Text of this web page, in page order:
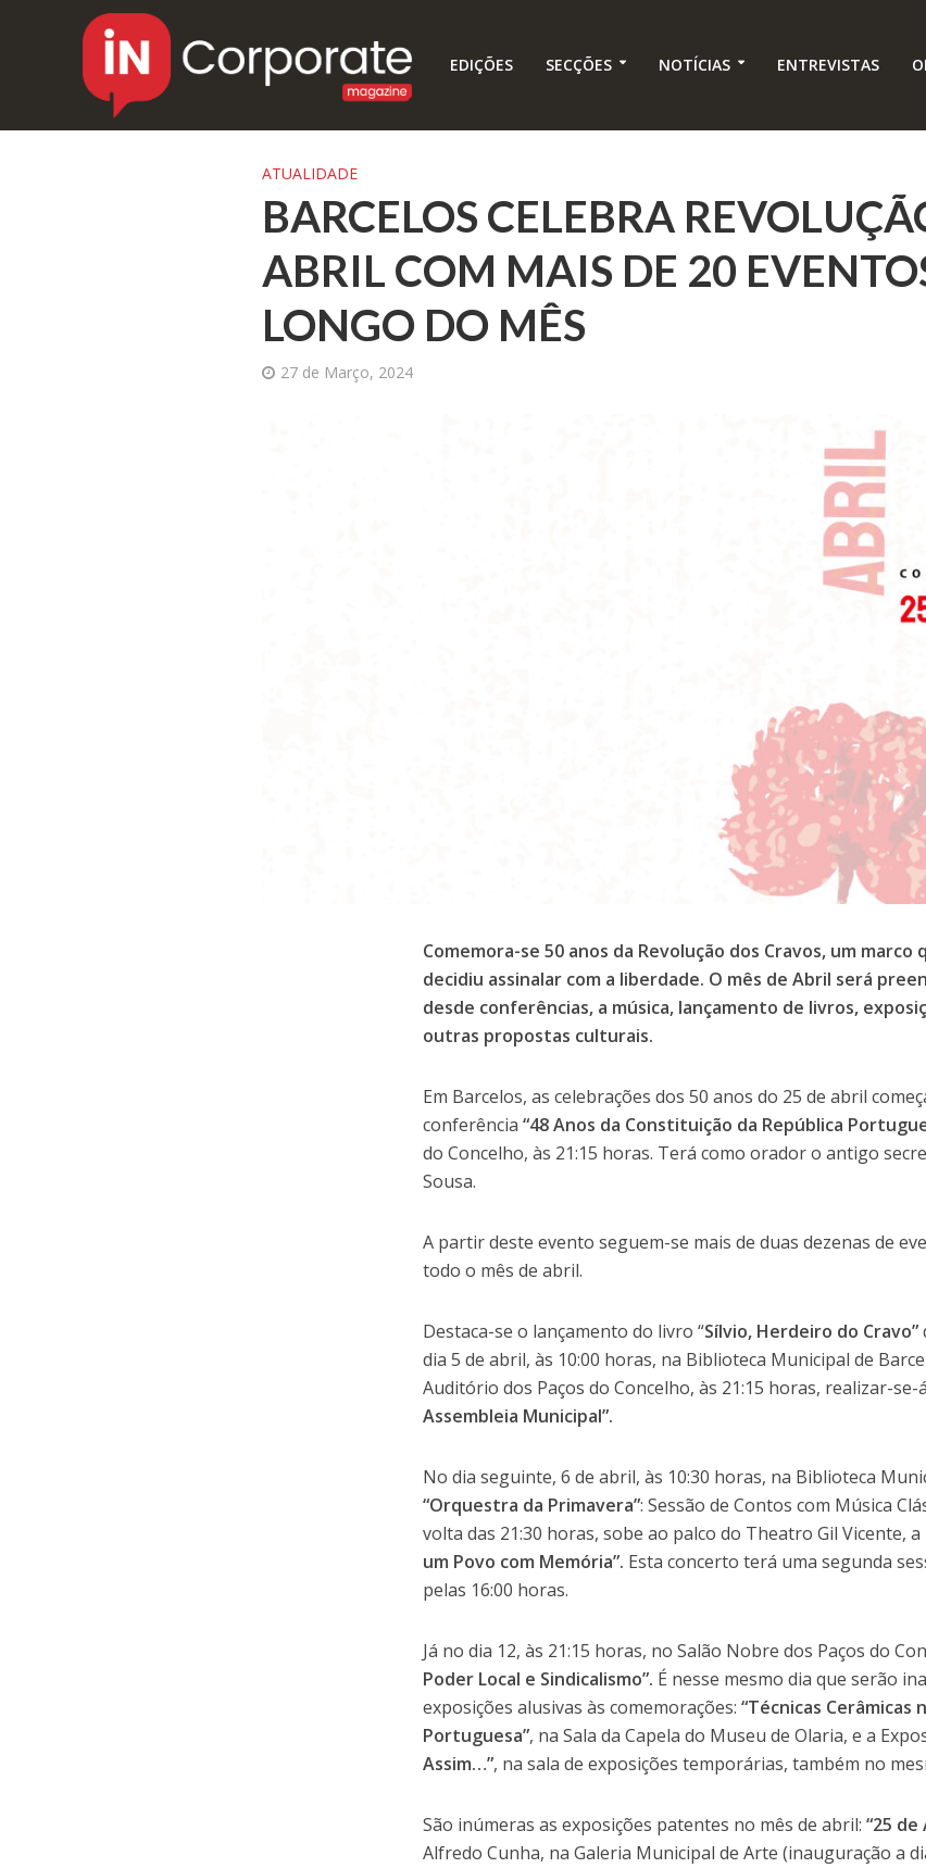
EDIÇÕES SECÇÕES NOTÍCIAS ENTREVISTAS
ATUALIDADE
BARCELOS CELEBRA
ABRIL COM MAIS DE 20
LONGO DO MÊS
27 de Março, 2024
Comemora-se 50 anos da Revolução dos Cravos, um marco
decidiu assinalar com a liberdade. O mês de Abril será
desde conferências, a música, lançamento de livros,
outras propostas culturais.
Em Barcelos, as celebrações dos 50 anos do 25 de abril
conferência“48 Anos da Constituição da República
do Concelho, às 21:15 horas. Terá como orador o antigo
Sousa.
A partir deste evento seguem-se mais de duas dezenas de
todo o mês de abril.
Destaca-se o lançamento do livro “Sílvio, Herdeiro do Cravo”
dia 5 de abril, às 10:00 horas, na Biblioteca Municipal de
Auditório dos Paços do Concelho, às 21:15 horas, realizar-
Assembleia Municipal”.
No dia seguinte, 6 de abril, às 10:30 horas, na Biblioteca
“Orquestra da Primavera”: Sessão de Contos com Música
volta das 21:30 horas, sobe ao palco do Theatro Gil Vicente, a
um Povo com Memória”. Esta concerto terá uma segunda
pelas 16:00 horas.
Já no dia 12, às 21:15 horas, no Salão Nobre dos Paços do
Poder Local e Sindicalismo”. É nesse mesmo dia que serão
exposições alusivas às comemorações: “Técnicas Cerâmicas
Portuguesa”, na Sala da Capela do Museu de Olaria, e a
Assim…”, na sala de exposições temporárias, também no
São inúmeras as exposições patentes no mês de abril:“25
Alfredo Cunha, na Galeria Municipal de Arte (inauguração a